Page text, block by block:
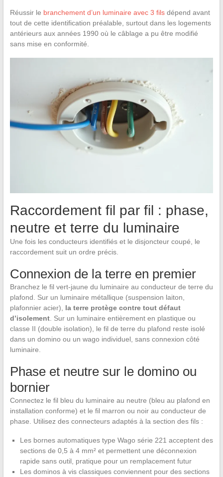
Réussir le branchement d’un luminaire avec 3 filsdépend avant
tout de cette identification préalable, surtout dans les logements
antérieurs aux années 1990 où le câblage a pu être modifié
sans mise en conformité.
Raccordement fil par fil : phase,
neutre et terre du luminaire
Une fois les conducteurs identifiés et le disjoncteur coupé, le
raccordement suit un ordre précis.
Connexion de la terre en premier
Branchez le fil vert-jaune du luminaire au conducteur de terre du
plafond. Sur un luminaire métallique (suspension laiton,
plafonnier acier), la terre protège contre tout défaut
d’isolement. Sur un luminaire entièrement en plastique ou
classe II (double isolation), le fil de terre du plafond reste isolé
dans un domino ou un wago individuel, sans connexion côté
luminaire.
Phase et neutre sur le domino ou
bornier
Connectez le fil bleu du luminaire au neutre (bleu au plafond en
installation conforme) et le fil marron ou noir au conducteur de
phase. Utilisez des connecteurs adaptés à la section des fils :
Les bornes automatiques type Wago série 221 acceptent des
sections de 0,5 à 4 mm² et permettent une déconnexion
rapide sans outil, pratique pour un remplacement futur
Les dominos à vis classiques conviennent pour des sections